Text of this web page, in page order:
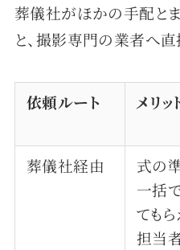
葬儀社がほかの手配と
と、撮影専門の業者へ直
依頼ルート メリッ
葬儀社経由
式の
一括
てもら
担当